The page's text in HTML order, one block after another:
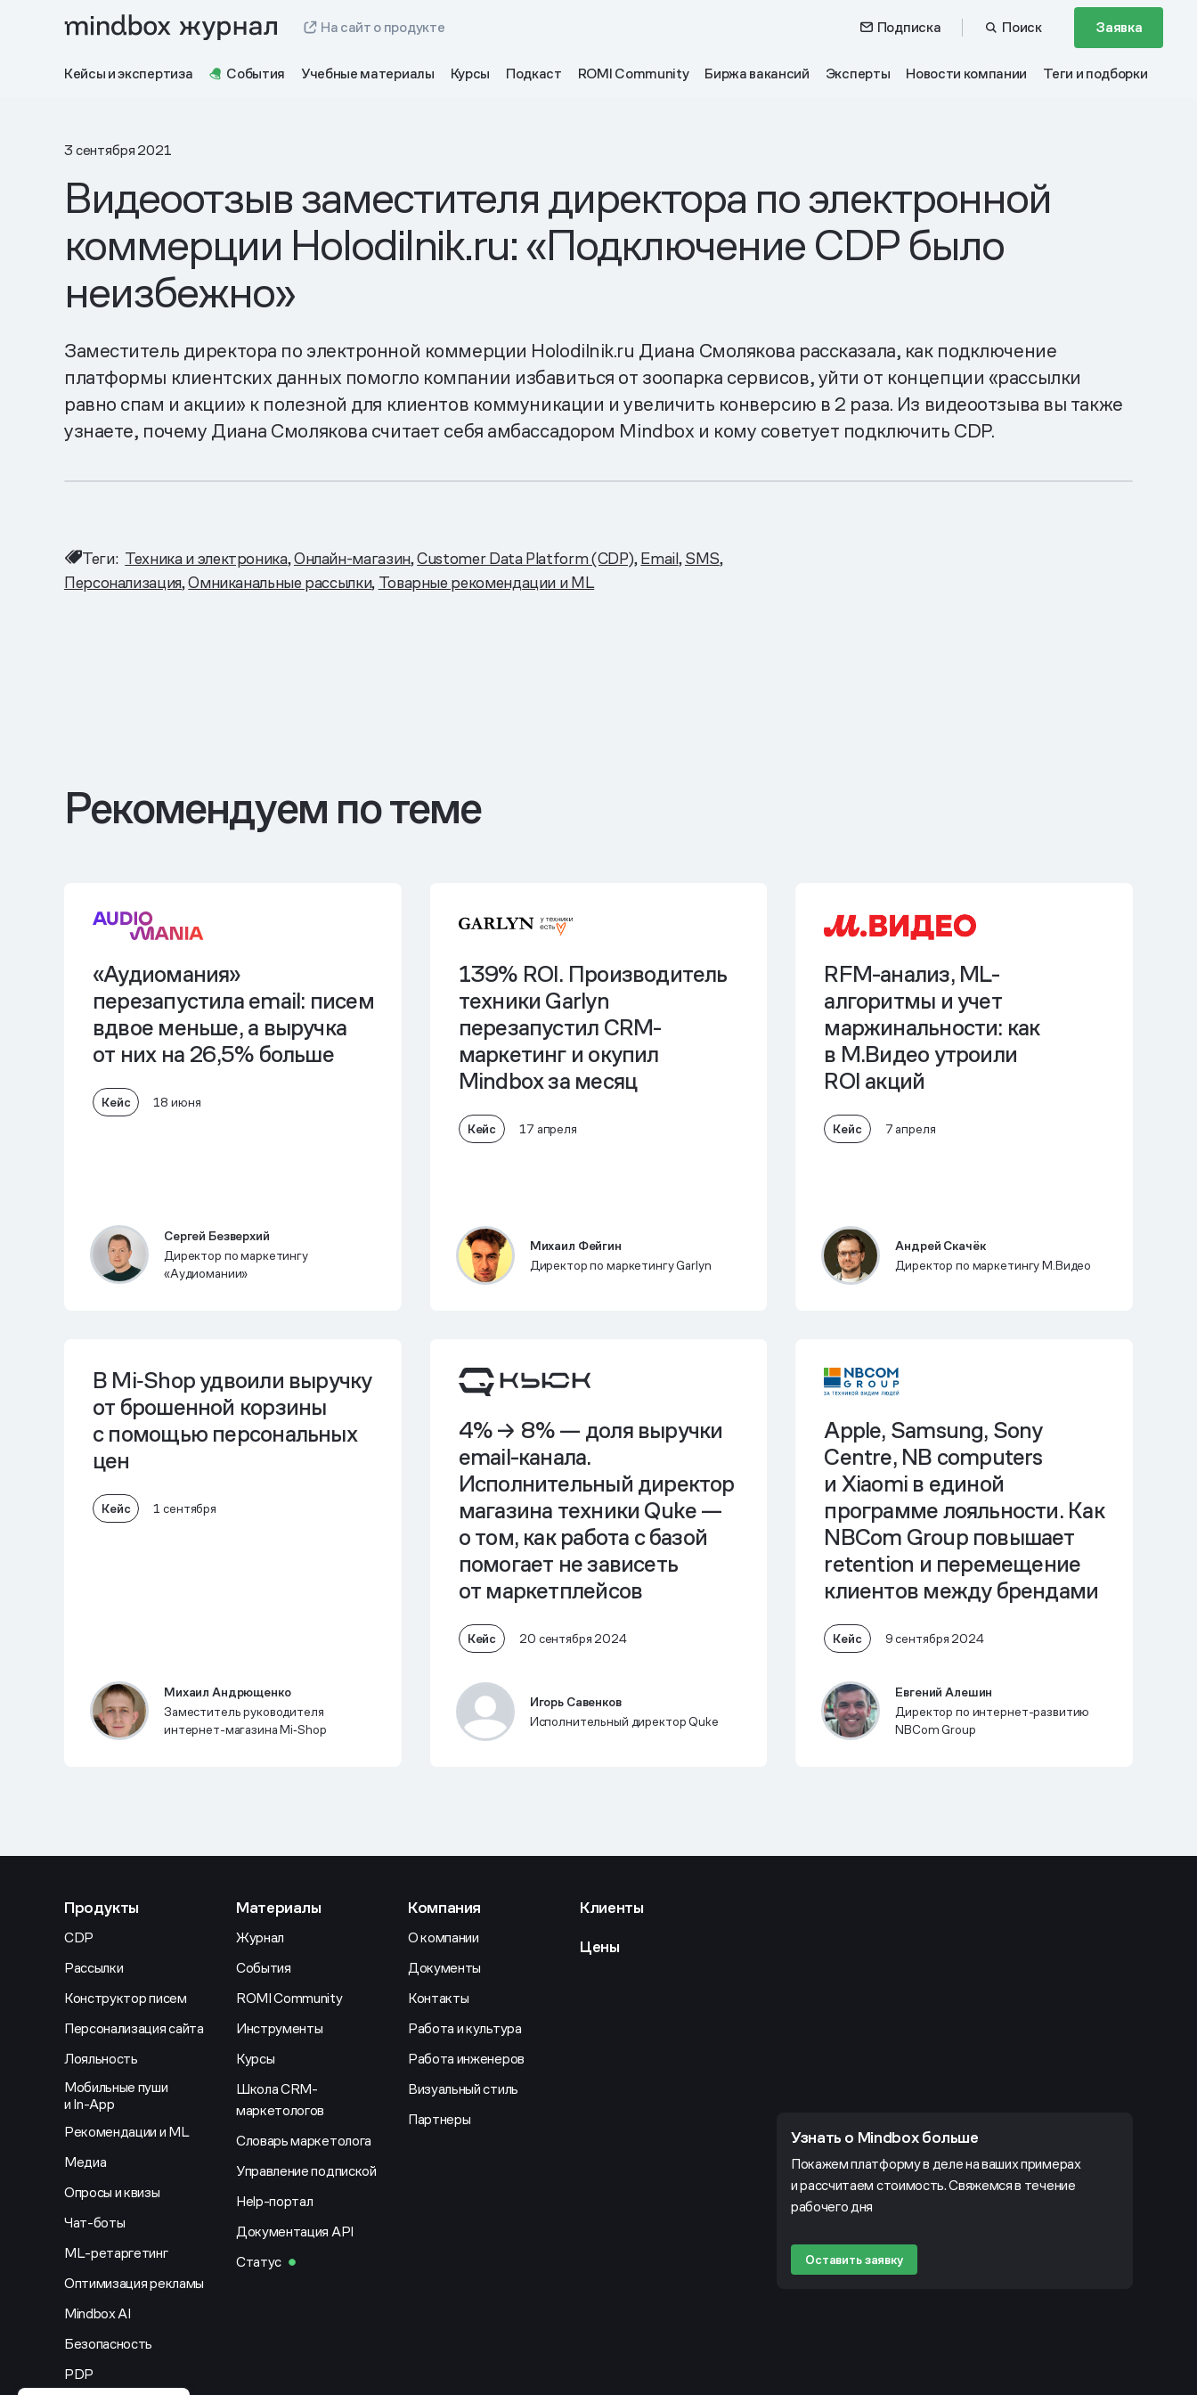
На сайт о продукте Подписка Поиск Заявка
Кейсы и экспертиза События Учебные материалы Курсы Подкаст ROMI Community Биржа вакансий Эксперты Новости компании Теги и подборки
3 сентября 2021
Видеоотзыв заместителя директора по электронной
коммерции Holodilnik.ru: «Подключение CDP было
неизбежно»
Заместитель директора по электронной коммерции Holodilnik.ru Диана Смолякова рассказала, как подключение
платформы клиентских данных помогло компании избавиться от зоопарка сервисов, уйти от концепции «рассылки
равно спам и акции» к полезной для клиентов коммуникации и увеличить конверсию в 2 раза. Из видеоотзыва вы также
узнаете, почему Диана Смолякова считает себя амбассадором Mindbox и кому советует подключить CDP.
Теги: Техника и электроника Онлайн-магазин Customer Data Platform (CDP) Email SMS
Персонализация Омниканальные рассылки Товарные рекомендации и ML
Рекомендуем по теме
«Аудиомания»
перезапустила еmail: писем
вдвое меньше, а выручка
от них на 26,5% больше
Кейс 18 июня
Сергей Безверхий
Директор по маркетингу
«Аудиомании»
139% ROI. Производитель
техники Garlyn
перезапустил CRM-
маркетинг и окупил
Mindbox за месяц
Кейс 17 апреля
Михаил Фейгин
Директор по маркетингу Garlyn
RFM-анализ, ML-
алгоритмы и учет
маржинальности: как
в М.Видеоутроили
ROI акций
Кейс 7 апреля
Андрей Скачёк
Директор по маркетингу М.Видео
В Mi‑Shopудвоили выручку
от брошенной корзины
с помощью персональных
цен
Кейс 1 сентября
Михаил Андрющенко
Заместитель руководителя
интернет-магазина Mi‑Shop
4% → 8% — доля выручки
email-канала.
Исполнительный директор
магазина техники Quke —
о том, как работа с базой
помогает не зависеть
от маркетплейсов
Кейс 20 сентября 2024
Игорь Савенков
Исполнительный директор Quke
Apple, Samsung, Sony
Centre, NB computers
и Xiaomi в единой
программе лояльности. Как
NBCom Group повышает
retention и перемещение
клиентов между брендами
Кейс 9 сентября 2024
Евгений Алешин
Директор по интернет-развитию
NBCom Group
Продукты
CDP
Рассылки
Конструктор писем
Персонализация сайта
Лояльность
Мобильные пуши
и In-App
Рекомендации и ML
Медиа
Опросы и квизы
Чат-боты
ML-ретаргетинг
Оптимизация рекламы
Mindbox AI
Безопасность
PDP
Материалы
Журнал
События
ROMI Community
Инструменты
Курсы
Школа CRM-
маркетологов
Словарь маркетолога
Управление подпиской
Help-портал
Документация API
Статус
Компания
О компании
Документы
Контакты
Работа и культура
Работа инженеров
Визуальный стиль
Партнеры
Клиенты
Цены
Узнать о Mindbox больше
Покажем платформу в деле на ваших примерах
и рассчитаем стоимость. Свяжемся в течение
рабочего дня
Оставить заявку